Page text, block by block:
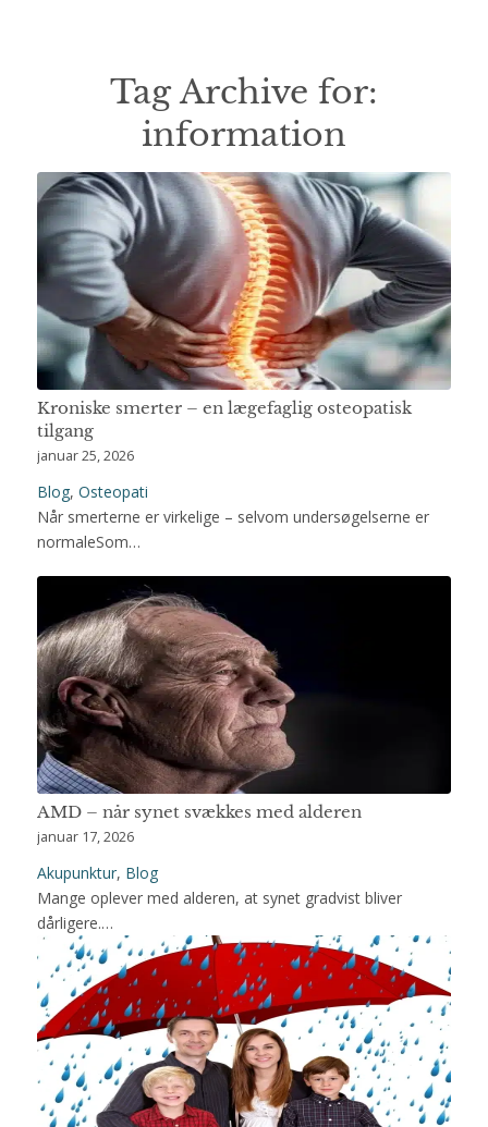
Tag Archive for:
information
Kroniske smerter – en lægefaglig osteopatisk
tilgang
januar 25, 2026
Blog, Osteopati
Når smerterne er virkelige – selvom undersøgelserne er
normaleSom…
AMD – når synet svækkes med alderen
januar 17, 2026
Akupunktur, Blog
Mange oplever med alderen, at synet gradvist bliver
dårligere.…